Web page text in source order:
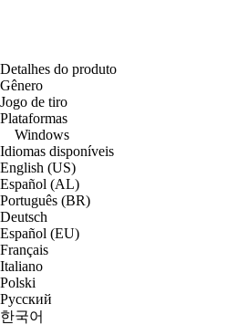
Detalhes do produto
Gênero
Jogo de tiro
Plataformas
Windows
Idiomas disponíveis
English (US)
Español (AL)
Português (BR)
Deutsch
Español (EU)
Français
Italiano
Polski
Русский
한국어